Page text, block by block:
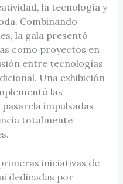
la tecnología y
Combinando
la gala presentó
como proyectos en
entre tecnologías
Una exhibición
las
impulsadas
totalmente
iniciativas de
dedicadas por